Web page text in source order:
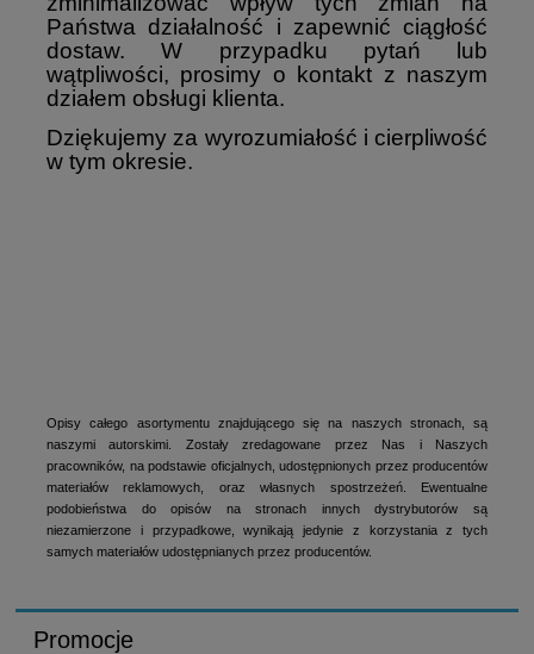
Państwa działalność i zapewnić ciągłość
dostaw. W przypadku pytań lub
wątpliwości, prosimy o kontakt z naszym
działem obsługi klienta.
Dziękujemy za wyrozumiałość i cierpliwość
w tym okresie.
Opisy całego asortymentu znajdującego się na naszych stronach, są
naszymi autorskimi. Zostały zredagowane przez Nas i Naszych
pracowników, na podstawie oficjalnych, udostępnionych przez producentów
materiałów reklamowych, oraz własnych spostrzeżeń. Ewentualne
podobieństwa do opisów na stronach innych dystrybutorów są
niezamierzone i przypadkowe, wynikają jedynie z korzystania z tych
samych materiałów udostępnianych przez producentów.
Promocje